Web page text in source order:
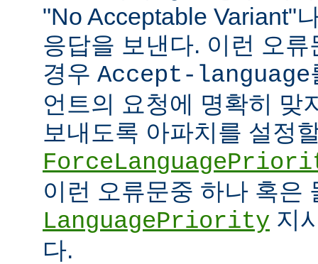
"No Acceptable Variant"
응답을 보낸다. 이런 오
경우 Accept-language
언트의 요청에 명확히 맞
보내도록 아파치를 설정
이런 오류문중 하나 혹은
LanguagePriority 지
다.